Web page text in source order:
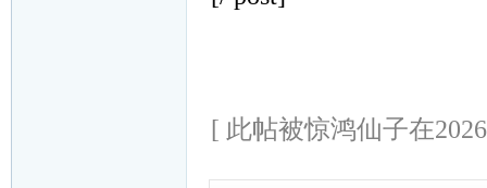
[ 此帖被惊鸿仙子在